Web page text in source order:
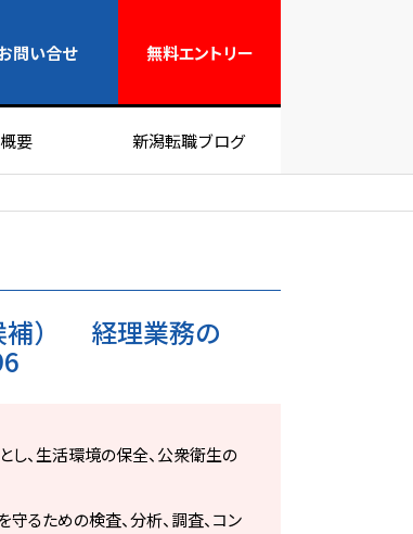
問い合せ 無料エントリー
要 新潟転職ブログ
補） 経理業務の
し、生活環境の保全、公衆衛生の
るための検査、分析、調査、コン